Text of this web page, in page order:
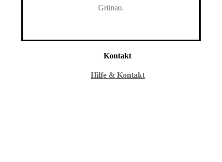
Grünau.
Kontakt
Hilfe & Kontakt